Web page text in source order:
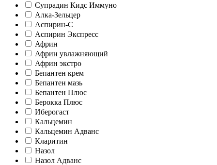
Супрадин Кидс Иммуно
Алка-Зельцер
Аспирин-C
Аспирин Экспресс
Африн
Африн увлажняющий
Африн экстро
Бепантен крем
Бепантен мазь
Бепантен Плюс
Берокка Плюс
Иберогаст
Кальцемин
Кальцемин Адванс
Кларитин
Назол
Назол Адванс